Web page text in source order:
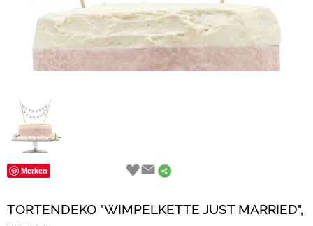
Merken
TORTENDEKO "WIMPELKETTE JUST MARRIED",